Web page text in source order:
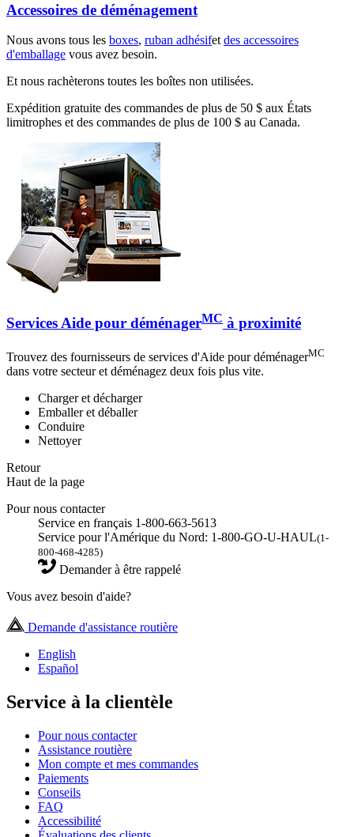
Accessoires de déménagement
Nous avons tous les boxes, ruban adhésifetdes accessoires
d'emballage vous avez besoin.
Et nous rachèterons toutes les boîtes non utilisées.
Expédition gratuite des commandes de plus de 50 $ aux États
limitrophes et des commandes de plus de 100 $ au Canada.
Services Aide pour déménagerMC à proximité
Trouvez des fournisseurs de services d'Aide pour déménagerMC
dans votre secteur et déménagez deux fois plus vite.
Charger et décharger
Emballer et déballer
Conduire
Nettoyer
Retour
Haut de la page
Pour nous contacter
Service en français 1-800-663-5613
Service pour l'Amérique du Nord: 1-800-GO-U-HAUL(1-
800-468-4285)
Demander à être rappelé
Vous avez besoin d'aide?
Demande d'assistance routière
English
Español
Service à la clientèle
Pour nous contacter
Assistance routière
Mon compte et mes commandes
Paiements
Conseils
FAQ
Accessibilité